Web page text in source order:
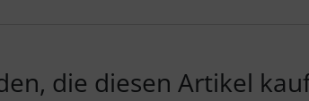
die diesen Artikel